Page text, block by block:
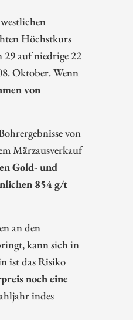
Höchstkurs
29 auf niedrige 22
Oktober. Wenn
von
von
Märzausverkauf
Gold- und
854 g/t
an den
kann sich in
ist das Risiko
noch eine
indes